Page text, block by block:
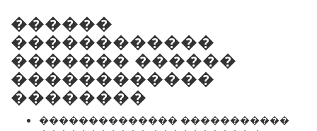
������
������������
������� ������
������������
��������
�������������� �����������